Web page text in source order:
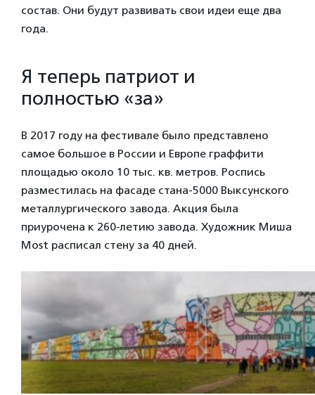
состав. Они будут развивать свои идеи еще два
года.
Я теперь патриот и
полностью «за»
В 2017 году на фестивале было представлено
самое большое в России и Европе граффити
площадью около 10 тыс. кв. метров. Роспись
разместилась на фасаде стана-5000 Выксунского
металлургического завода. Акция была
приурочена к 260-летию завода. Художник Миша
Most расписал стену за 40 дней.